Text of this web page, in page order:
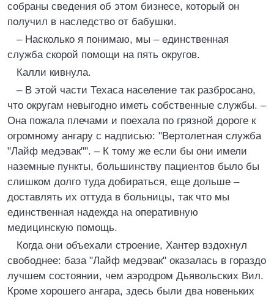
собраны сведения об этом бизнесе, который он
получил в наследство от бабушки.
– Насколько я понимаю, мы – единственная
служба скорой помощи на пять округов.
Калли кивнула.
– В этой части Техаса население так разбросано,
что округам невыгодно иметь собственные службы. –
Она пожала плечами и поехала по грязной дороге к
огромному ангару с надписью: "Вертолетная служба
"Лайф медэвак"". – К тому же если бы они имели
наземные пункты, большинству пациентов было бы
слишком долго туда добираться, еще дольше –
доставлять их оттуда в больницы, так что мы
единственная надежда на оперативную
медицинскую помощь.
Когда они объехали строение, Хантер вздохнул
свободнее: база "Лайф медэвак" оказалась в гораздо
лучшем состоянии, чем аэродром Дьявольских Вил.
Кроме хорошего ангара, здесь были два новеньких